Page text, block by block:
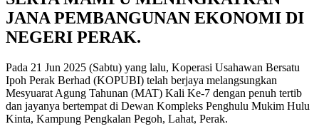
JANA PEMBANGUNAN EKONOMI DI
NEGERI PERAK.
Pada 21 Jun 2025 (Sabtu) yang lalu, Koperasi Usahawan Bersatu
Ipoh Perak Berhad (KOPUBI) telah berjaya melangsungkan
Mesyuarat Agung Tahunan (MAT) Kali Ke-7 dengan penuh tertib
dan jayanya bertempat di Dewan Kompleks Penghulu Mukim Hulu
Kinta, Kampung Pengkalan Pegoh, Lahat, Perak.